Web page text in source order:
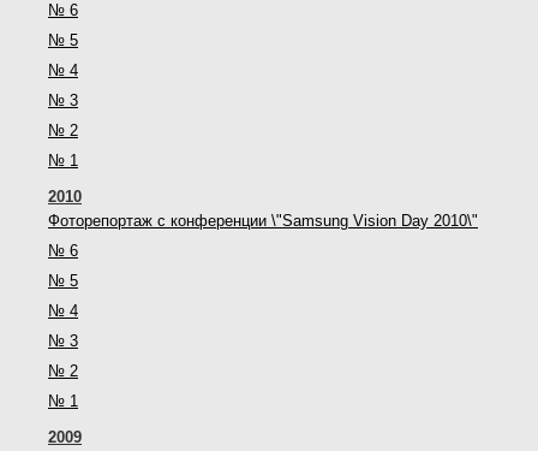
№ 6
№ 5
№ 4
№ 3
№ 2
№ 1
2010
Фоторепортаж с конференции \"Samsung Vision Day 2010\"
№ 6
№ 5
№ 4
№ 3
№ 2
№ 1
2009